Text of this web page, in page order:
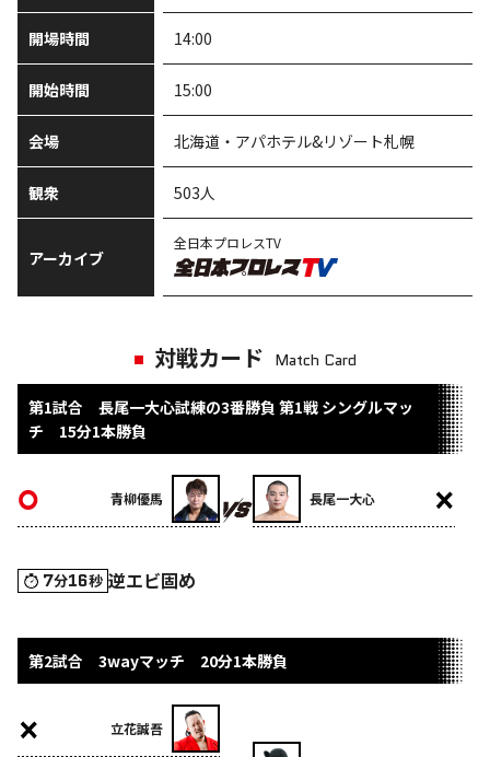
開場時間 14:00
開始時間 15:00
会場 北海道・アパホテル&リゾート札幌
観衆 503人
アーカイブ
全日本プロレスTV
対戦カード Match Card
第1試合 長尾一大心試練の3番勝負 第1戦 シングルマッ
チ 15分1本勝負
青柳優馬 長尾一大心
7分16秒 逆エビ固め
第2試合 3wayマッチ 20分1本勝負
立花誠吾